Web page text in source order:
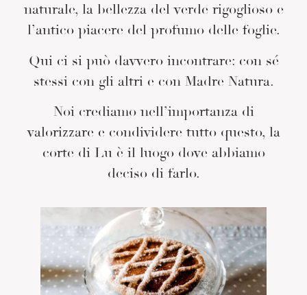
naturale, la bellezza del verde rigoglioso e
l’antico piacere del profumo delle foglie.
Qui ci si può davvero incontrare: con sé
stessi con gli altri e con Madre Natura.
Noi crediamo nell’importanza di
valorizzare e condividere tutto questo, la
corte di Lu è il luogo dove abbiamo
deciso di farlo.